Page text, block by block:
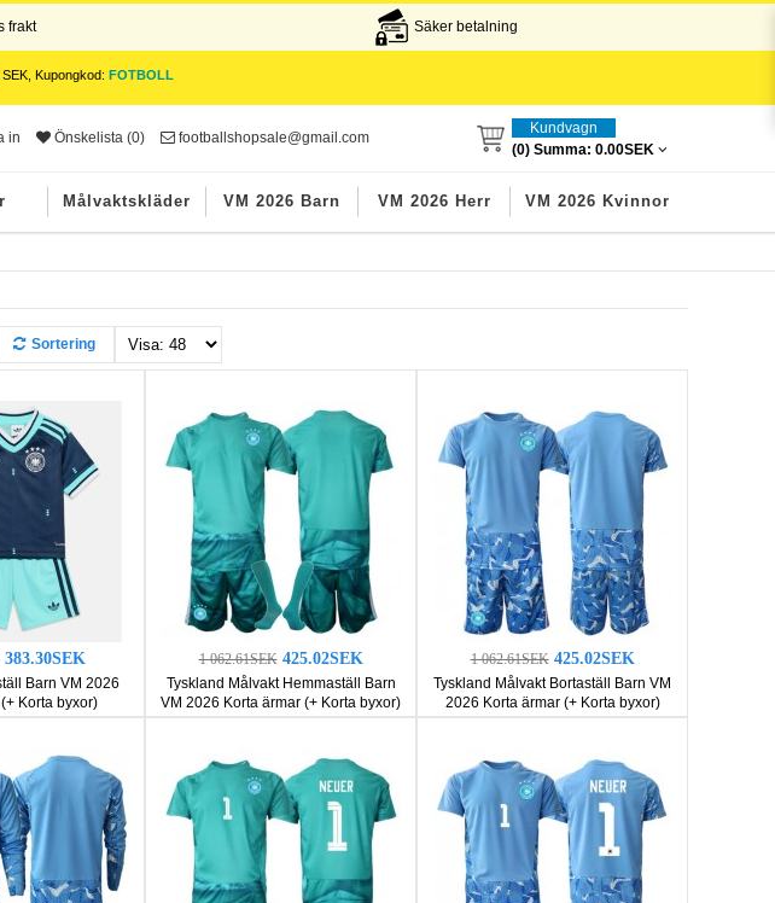
frakt Säker betalning
Kupongkod: FOTBOLL
in Önskelista (0) footballshopsale@gmail.com
Kundvagn
(0) Summa: 0.00SEK
Målvaktskläder VM 2026 Barn VM 2026 Herr VM 2026 Kvinnor
Sortering
383.30SEK
Barn VM 2026
Korta byxor)
1 062.61SEK 425.02SEK
Tyskland Målvakt Hemmaställ Barn
VM 2026 Korta ärmar (+ Korta byxor)
1 062.61SEK 425.02SEK
Tyskland Målvakt Bortaställ Barn VM
2026 Korta ärmar (+ Korta byxor)